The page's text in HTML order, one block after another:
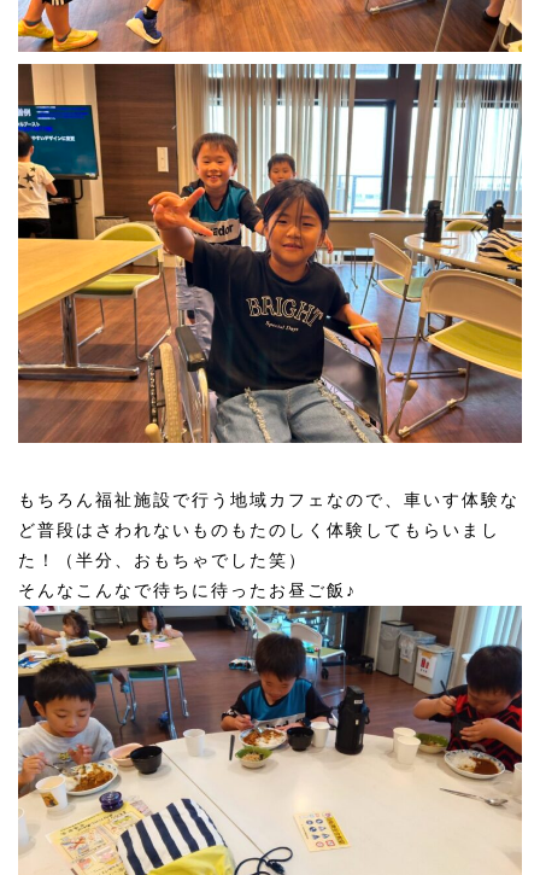
もちろん福祉施設で行う地域カフェなので、車いす体験な
ど普段はさわれないものもたのしく体験してもらいまし
た！（半分、おもちゃでした笑）
そんなこんなで待ちに待ったお昼ご飯♪